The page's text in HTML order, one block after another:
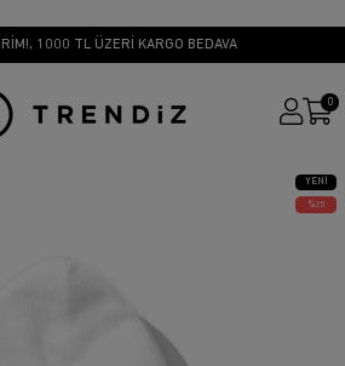
1000 TL ÜZERİ KARGO BEDAVA
0
YENI
ÜRÜN
25